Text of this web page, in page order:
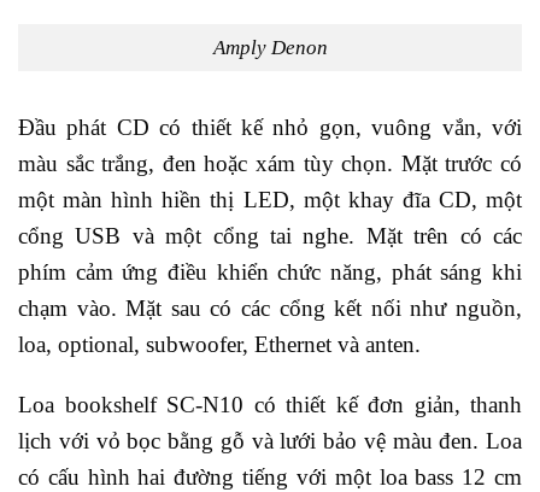
Amply Denon
Đầu phát CD có thiết kế nhỏ gọn, vuông vắn, với
màu sắc trắng, đen hoặc xám tùy chọn. Mặt trước có
một màn hình hiền thị LED, một khay đĩa CD, một
cổng USB và một cổng tai nghe. Mặt trên có các
phím cảm ứng điều khiển chức năng, phát sáng khi
chạm vào. Mặt sau có các cổng kết nối như nguồn,
loa, optional, subwoofer, Ethernet và anten.
Loa bookshelf SC-N10 có thiết kế đơn giản, thanh
lịch với vỏ bọc bằng gỗ và lưới bảo vệ màu đen. Loa
có cấu hình hai đường tiếng với một loa bass 12 cm